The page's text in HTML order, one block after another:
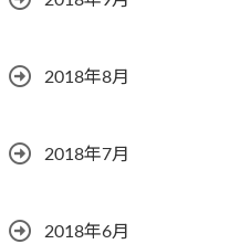
2018年8月
2018年7月
2018年6月